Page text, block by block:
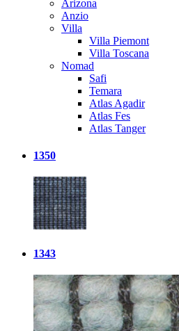
Arizona
Anzio
Villa
Villa Piemont
Villa Toscana
Nomad
Safi
Temara
Atlas Agadir
Atlas Fes
Atlas Tanger
1350
1343